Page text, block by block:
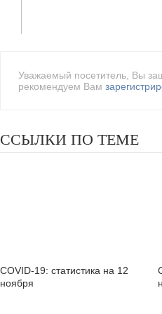
Уважаемый посетитель, Вы
рекомендуем Вам
ССЫЛКИ ПО ТЕМЕ
COVID-19: статистика на 12
ноября